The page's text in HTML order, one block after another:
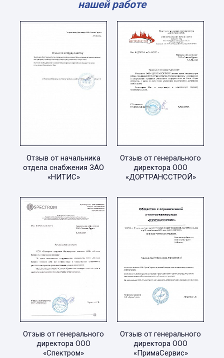
нашей работе
Отзыв от начальника
отдела снабжения ЗАО
«НИТИС»
Отзыв от генерального
директора ООО
«ДОРТРАНССТРОЙ»
Отзыв от генерального
директора ООО
«Спектром»
Отзыв от генерального
директора ООО
«ПримаСервис»